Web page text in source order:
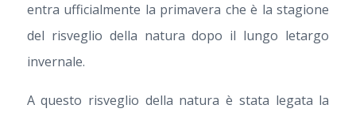
entra ufficialmente la primavera che è la stagione
del risveglio della natura dopo il lungo letargo
invernale.
A questo risveglio della natura è stata legata la